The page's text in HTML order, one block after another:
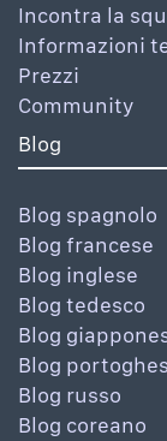
Incontra la
Informazioni
Prezzi
Community
Blog
Blog spagnolo
Blog francese
Blog inglese
Blog tedesco
Blog
Blog
Blog russo
Blog coreano